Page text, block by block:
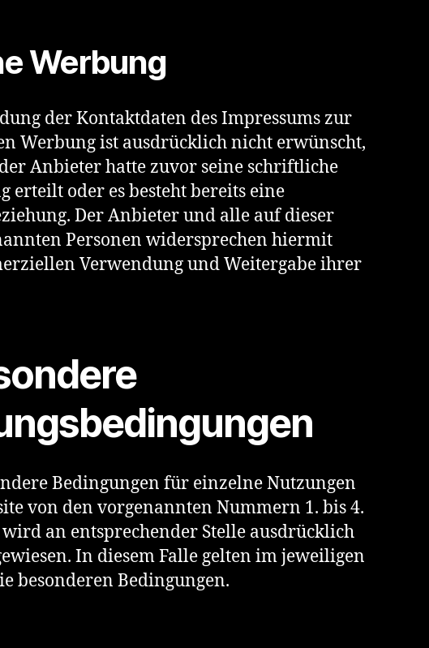
Werbung
der Kontaktdaten des Impressums zur
Werbung ist ausdrücklich nicht erwünscht,
Anbieter hatte zuvor seine schriftliche
erteilt oder es besteht bereits eine
Der Anbieter und alle auf dieser
Personen widersprechen hiermit
Verwendung und Weitergabe ihrer
Bedingungen für einzelne Nutzungen
von den vorgenannten Nummern 1. bis 4.
an entsprechender Stelle ausdrücklich
In diesem Falle gelten im jeweiligen
besonderen Bedingungen.